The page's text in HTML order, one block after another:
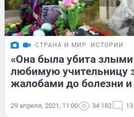
СТРАНА И МИР ИСТОРИИ
«Она была убита
любимую учительницу
жалобами до болезни
29 апреля, 2021, 11:00 34 182 13